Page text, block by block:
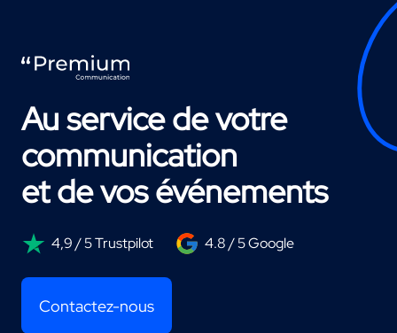
Au service de votre
communication
et de vos événements
4,9 / 5 Trustpilot 4.8 / 5 Google
Contactez-nous